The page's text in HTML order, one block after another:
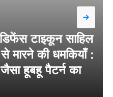
टाइकून साहिल
मारने की धमकियाँ :
हूबहू पैटर्न का